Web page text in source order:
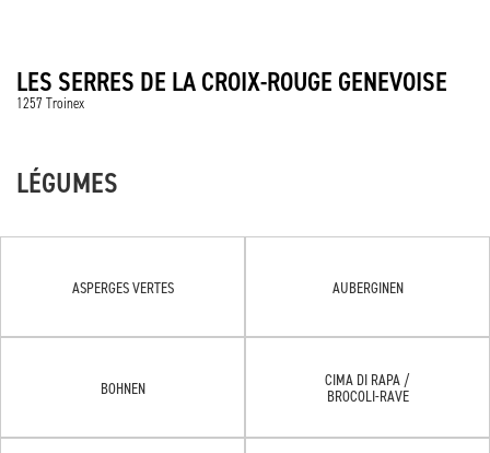
LES SERRES DE LA CROIX-ROUGE GENEVOISE
1257 Troinex
LÉGUMES
ASPERGES VERTES AUBERGINEN
BOHNEN
CIMA DI RAPA /
BROCOLI-RAVE